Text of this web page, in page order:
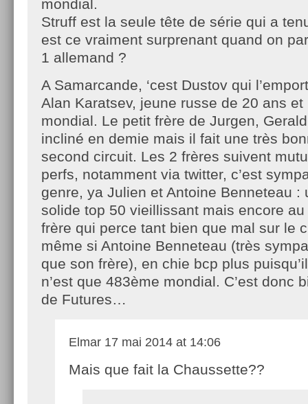
mondial.
Struff est la seule tête de série qui a
est ce vraiment surprenant quand on
1 allemand ?
A Samarcande, ‘cest Dustov qui
Alan Karatsev, jeune russe de 20 ans
mondial. Le petit frère de Jurgen,
incliné en demie mais il fait une très
second circuit. Les 2 frères suivent
perfs, notamment via twitter, c’est
genre, ya Julien et Antoine Benneteau :
solide top 50 vieillissant mais encore
frère qui perce tant bien que mal sur le
même si Antoine Benneteau (très
que son frère), en chie bcp plus
n’est que 483ème mondial. C’est donc
de Futures…
Elmar 17 mai 2014 at 14:06
Mais que fait la Chaussette??